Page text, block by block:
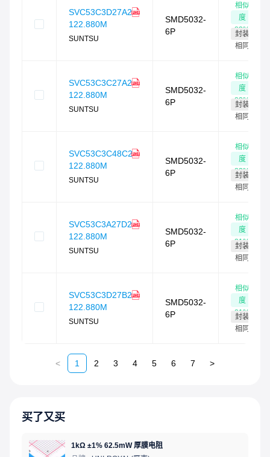
SVC53C3D27A2-
122.880M
SUNTSU
SMD5032-
6P
相似
度
83%
封装
相同
SVC53C3C27A2-
122.880M
SUNTSU
SMD5032-
6P
相似
度
83%
封装
相同
SVC53C3C48C2-
122.880M
SUNTSU
SMD5032-
6P
相似
度
82%
封装
相同
SVC53C3A27D2-
122.880M
SUNTSU
SMD5032-
6P
相似
度
81%
封装
相同
SVC53C3D27B2-
122.880M
SUNTSU
SMD5032-
6P
相似
度
81%
封装
相同
< 1 2 3 4 5 6 7 >
买了又买
1kΩ ±1% 62.5mW 厚膜电阻